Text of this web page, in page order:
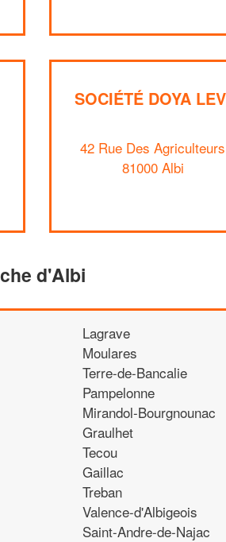
SOCIÉTÉ DOYA
42 Rue Des Agriculteurs
81000 Albi
d'Albi
Lagrave
Moulares
Terre-de-Bancalie
Pampelonne
Mirandol-Bourgnounac
Graulhet
Tecou
Gaillac
Treban
Valence-d'Albigeois
Saint-Andre-de-Najac